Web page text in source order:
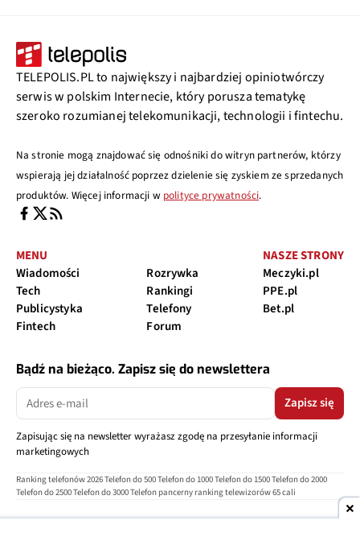
TELEPOLIS.PL to największy i najbardziej opiniotwórczy
serwis w polskim Internecie, który porusza tematykę
szeroko rozumianej telekomunikacji, technologii i fintechu.
Na stronie mogą znajdować się odnośniki do witryn partnerów, którzy
wspierają jej działalność poprzez dzielenie się zyskiem ze sprzedanych
produktów. Więcej informacji w polityce prywatności.
MENU
Wiadomości
Tech
Publicystyka
Fintech
Rozrywka
Rankingi
Telefony
Forum
NASZE STRONY
Meczyki.pl
PPE.pl
Bet.pl
Bądź na bieżąco. Zapisz się do newslettera
Zapisz się
Zapisując się na newsletter wyrażasz zgodę na przesyłanie informacji
marketingowych
Ranking telefonów 2026Telefon do 500Telefon do 1000Telefon do 1500Telefon do 2000
Telefon do 2500Telefon do 3000Telefon pancerny ranking telewizorów 65 cali